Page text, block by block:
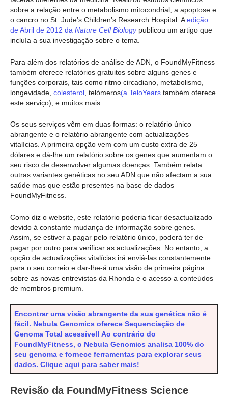
sobre a relação entre o metabolismo mitocondrial, a apoptose e
o cancro no St. Jude’s Children’s Research Hospital. Aedição
de Abril de 2012 da Nature Cell Biologypublicou um artigo que
incluía a sua investigação sobre o tema.
Para além dos relatórios de análise de ADN, o FoundMyFitness
também oferece relatórios gratuitos sobre alguns genes e
funções corporais, tais como ritmo circadiano, metabolismo,
longevidade, colesterol , telómeros(a TeloYears também oferece
este serviço), e muitos mais.
Os seus serviços vêm em duas formas: o relatório único
abrangente e o relatório abrangente com actualizações
vitalícias. A primeira opção vem com um custo extra de 25
dólares e dá-lhe um relatório sobre os genes que aumentam o
seu risco de desenvolver algumas doenças. Também relata
outras variantes genéticas no seu ADN que não afectam a sua
saúde mas que estão presentes na base de dados
FoundMyFitness.
Como diz o website, este relatório poderia ficar desactualizado
devido à constante mudança de informação sobre genes.
Assim, se estiver a pagar pelo relatório único, poderá ter de
pagar por outro para verificar as actualizações. No entanto, a
opção de actualizações vitalícias irá enviá-las constantemente
para o seu correio e dar-lhe-á uma visão de primeira página
sobre as novas entrevistas da Rhonda e o acesso a conteúdos
de membros premium.
Encontrar uma visão abrangente da sua genética não é
fácil. Nebula Genomics oferece Sequenciação de
Genoma Total acessível! Ao contrário do
FoundMyFitness, o Nebula Genomics analisa 100% do
seu genoma e fornece ferramentas para explorar seus
dados. Clique aqui para saber mais!
Revisão da FoundMyFitness Science